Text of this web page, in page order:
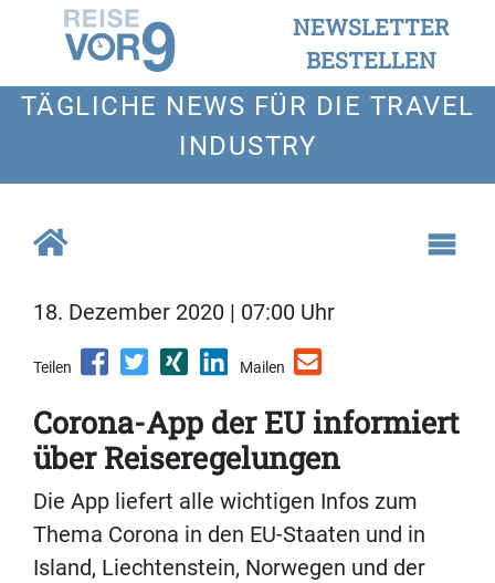
NEWSLETTER
BESTELLEN
TÄGLICHE NEWS FÜR DIE TRAVEL
INDUSTRY
18. Dezember 2020 | 07:00 Uhr
Teilen Mailen
Corona-App der EU informiert
über Reiseregelungen
Die App liefert alle wichtigen Infos zum
Thema Corona in den EU-Staaten und in
Island, Liechtenstein, Norwegen und der